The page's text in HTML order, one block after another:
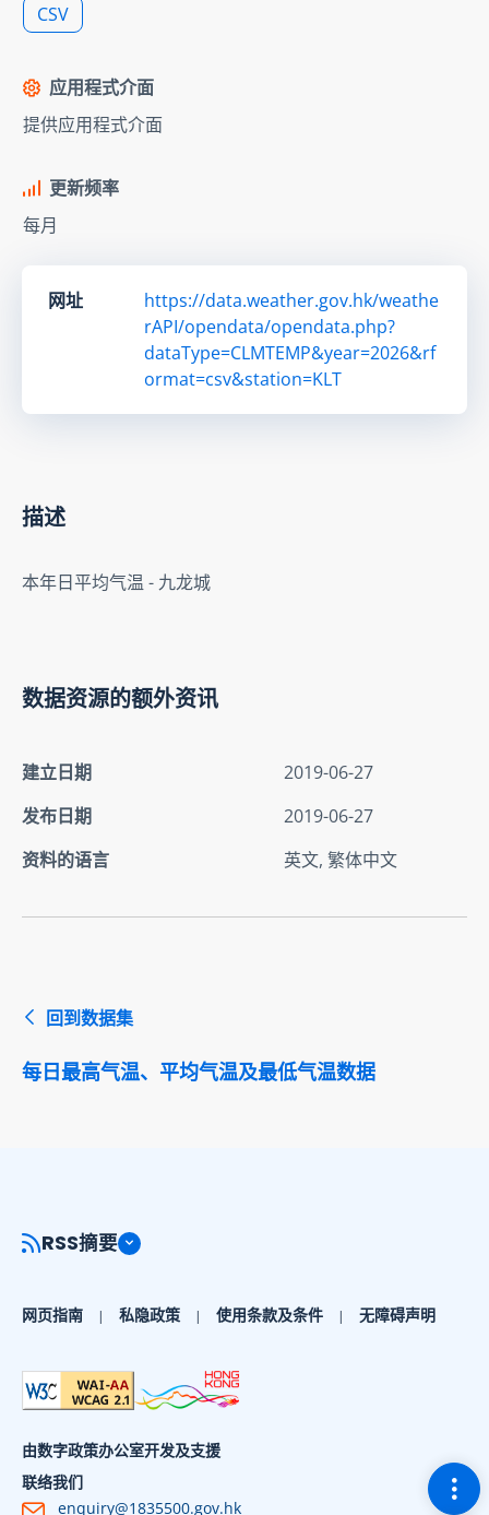
CSV
应用程式介面
提供应用程式介面
更新频率
每月
网址
https://data.weather.gov.hk/weathe
rAPI/opendata/opendata.php?
dataType=CLMTEMP&year=2026&rf
ormat=csv&station=KLT
描述
本年日平均气温 - 九龙城
数据资源的额外资讯
建立日期
2019-06-27
发布日期
2019-06-27
资料的语言
英文, 繁体中文
回到数据集
每日最高气温、平均气温及最低气温数据
切
RSS摘要
网页指南 私隐政策 使用条款及条件 无障碍声明
由数字政策办公室开发及支援
联络我们
enquiry@1835500.gov.hk